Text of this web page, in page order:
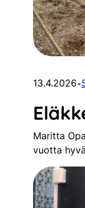
13.4.2026•
Maritta
vuotta